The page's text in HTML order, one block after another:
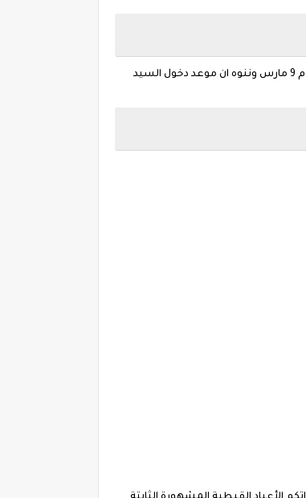
في الشمرلي وافق الجمعة 2/2/2020 كان آخر يوم في شهر طوبة, ويوم السبت 8 فبراير يبدأ اول أيام شهر امشير 2020 والذي سيستمر معنا حتي يوم 9 مارس وننوه ان موعد دخول السيد